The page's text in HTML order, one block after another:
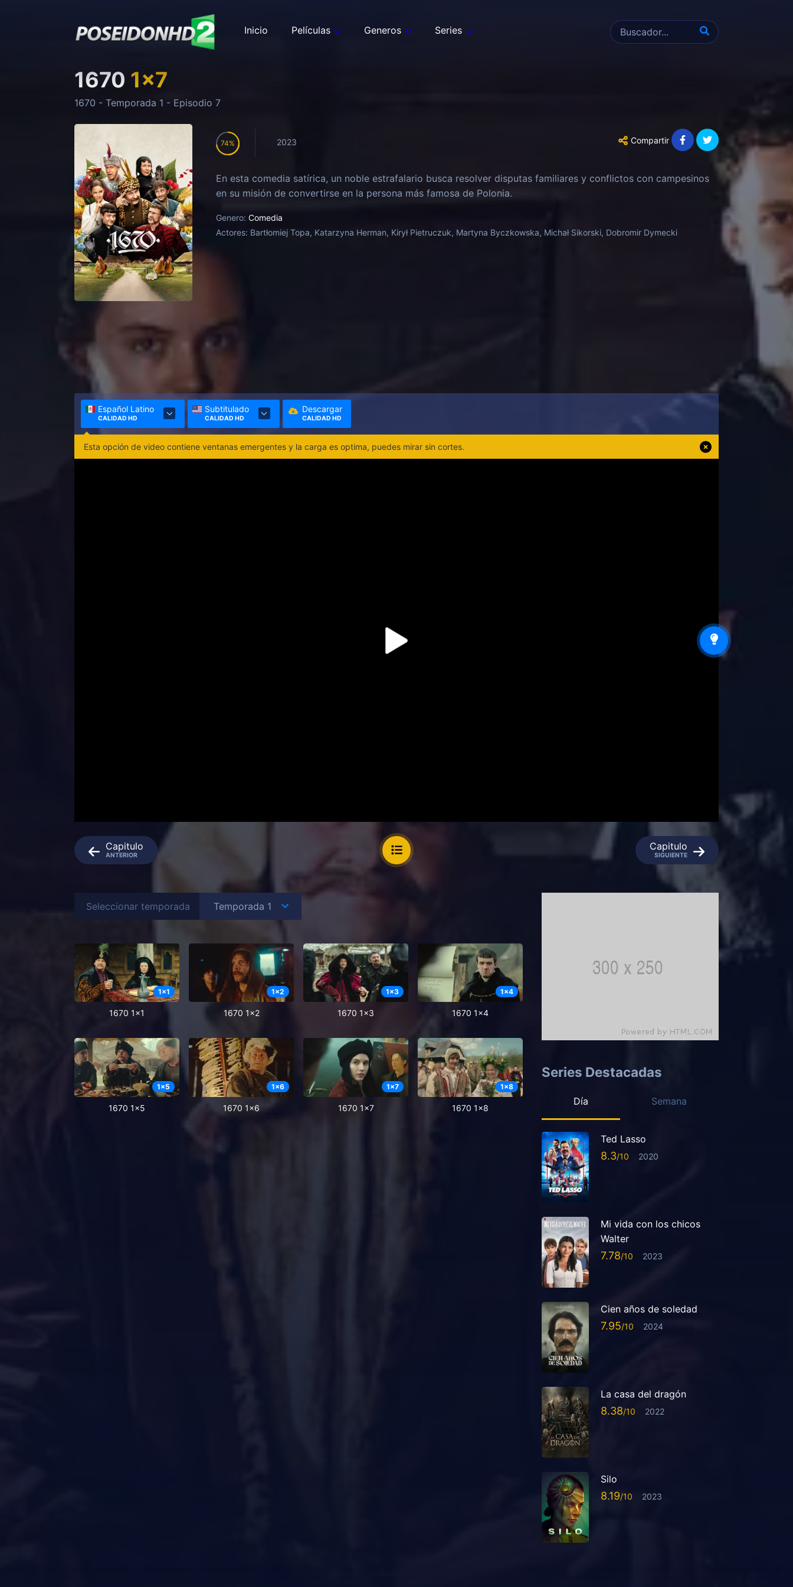
Inicio Películas Generos Series
1670 1x7
1670 - Temporada 1 - Episodio 7
74 2023 Compartir
En esta comedia satírica, un noble estrafalario busca resolver disputas familiares y conflictos con campesinos
en su misión de convertirse en la persona más famosa de Polonia.
Genero: Comedia
Actores: Bartłomiej Topa, Katarzyna Herman, Kirył Pietruczuk, Martyna Byczkowska, Michał Sikorski, Dobromir Dymecki
Español Latino
CALIDAD HD
Subtitulado
CALIDAD HD
Descargar
CALIDAD HD
Esta opción de video contiene ventanas emergentes y la carga es optima, puedes mirar sin cortes.
Capitulo
ANTERIOR
Capitulo
SIGUIENTE
Seleccionar temporada
1x1
1670 1x1
1x2
1670 1x2
1x3
1670 1x3
1x4
1670 1x4
1x5
1670 1x5
1x6
1670 1x6
1x7
1670 1x7
1x8
1670 1x8
Series Destacadas
Día Semana
Ted Lasso
8.3 2020
Mi vida con los chicos
Walter
7.78 2023
Cien años de soledad
7.95 2024
La casa del dragón
8.38 2022
Silo
8.19 2023